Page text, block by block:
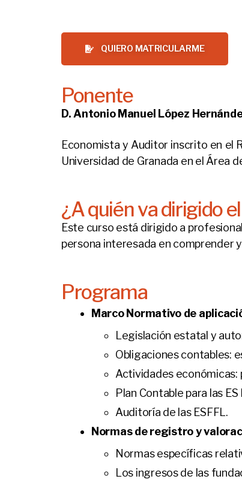
QUIERO MATRICULARME
Ponente
D. Antonio Manuel López
Economista y Auditor inscrito en el
Universidad de Granada en el Área
¿A quién va dirigido
Este curso está dirigido a
persona interesada en comprender
Programa
Marco Normativo de
Legislación estatal y
Obligaciones contables:
Actividades económicas:
Plan Contable para las ES
Auditoría de las ESFFL.
Normas de registro y
Normas específicas
Los ingresos de las